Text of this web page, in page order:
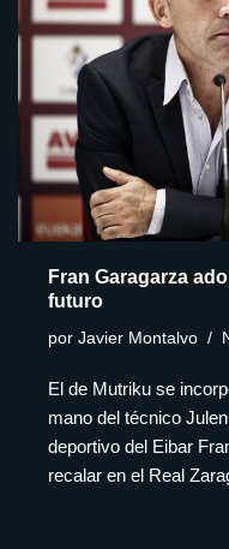
Fran Garagarza
futuro
por Javier Montalvo
El de Mutriku se
mano del técnico
deportivo del Eibar
recalar en el Real